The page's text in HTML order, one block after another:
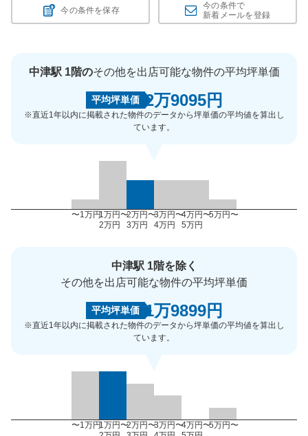
今の条件を保存
今の条件で
新着メールを登録
中津駅 1階のその他を出店可能な物件の平均坪単価
平均坪単価 2万9095円
※直近1年以内に掲載された物件のデータから坪単価の平均値を算出し
ています。
〜1万円1万円〜
2万円
2万円〜
3万円
3万円〜
4万円
4万円〜
5万円
5万円〜
中津駅 1階を除く
その他を出店可能な物件の平均坪単価
平均坪単価 1万9899円
※直近1年以内に掲載された物件のデータから坪単価の平均値を算出し
ています。
〜1万円1万円〜2万円〜3万円〜4万円〜5万円〜